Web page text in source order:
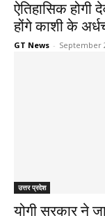
ऐतिहासिक होगी
होंगे काशी के
GT News - September
उत्तर प्रदेश
योगी सरकार ने